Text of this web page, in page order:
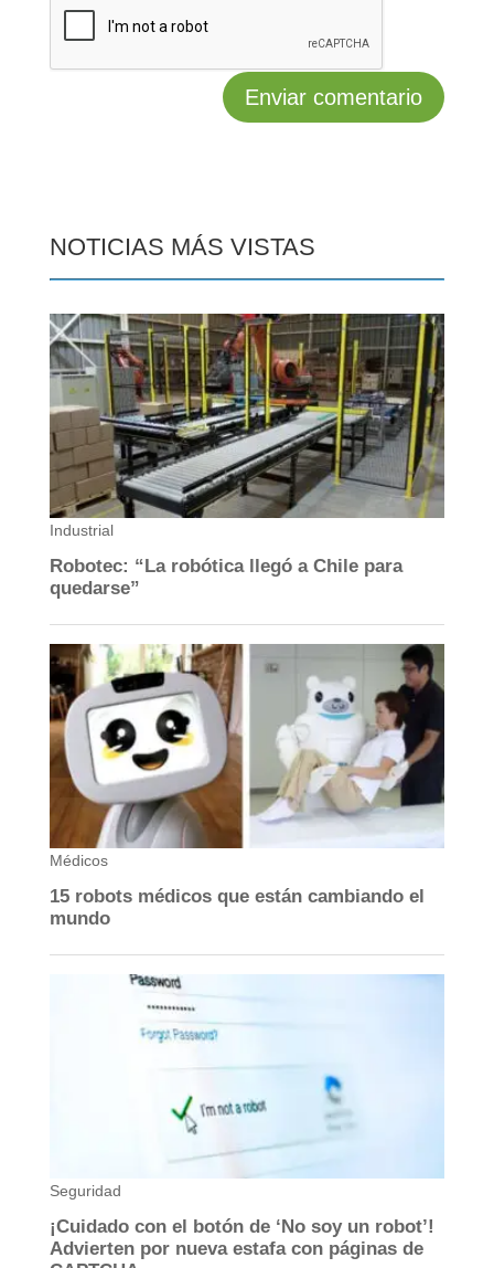
NOTICIAS MÁS VISTAS